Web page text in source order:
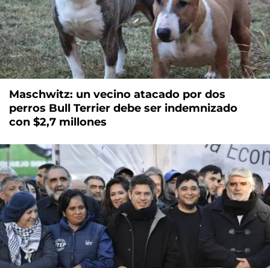
Maschwitz: un vecino atacado por dos
perros Bull Terrier debe ser indemnizado
con $2,7 millones